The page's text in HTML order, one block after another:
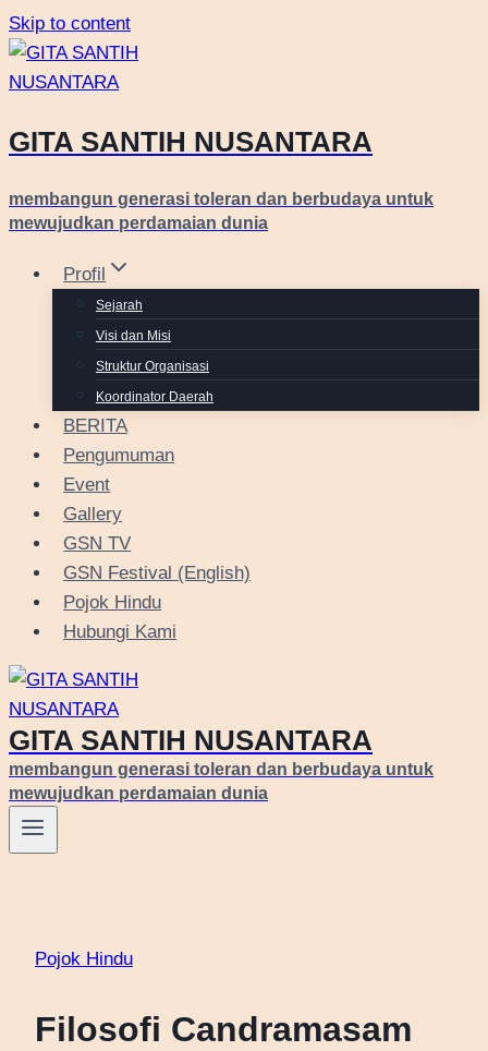
Skip to content
GITA SANTIH NUSANTARA
membangun generasi toleran dan berbudaya untuk
mewujudkan perdamaian dunia
Profil
Sejarah
Visi dan Misi
Struktur Organisasi
Koordinator Daerah
BERITA
Pengumuman
Event
Gallery
GSN TV
GSN Festival (English)
Pojok Hindu
Hubungi Kami
GITA SANTIH NUSANTARA
membangun generasi toleran dan berbudaya untuk
mewujudkan perdamaian dunia
Pojok Hindu
Filosofi Candramasam